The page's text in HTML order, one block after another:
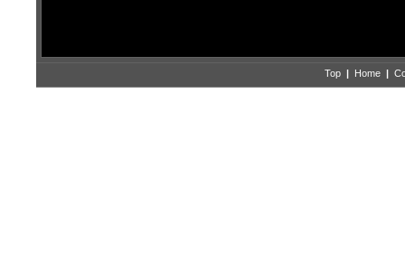
Top | Home |